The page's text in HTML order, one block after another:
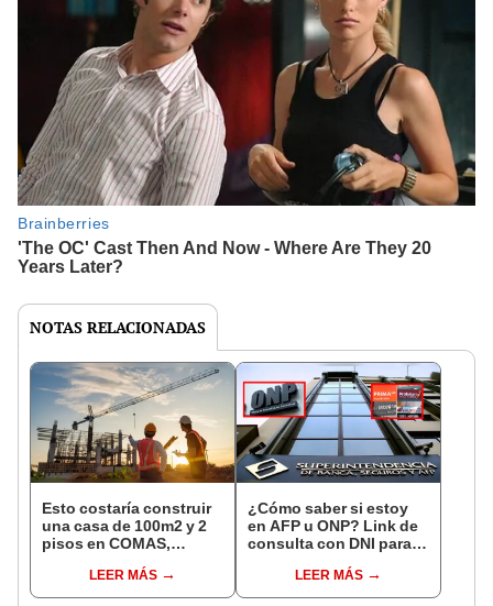
NOTAS RELACIONADAS
Esto costaría construir
una casa de 100m2 y 2
pisos en COMAS,
distritos de LIMA
NORTE
LEER MÁS
¿Cómo saber si estoy
en AFP u ONP? Link de
consulta con DNI para
pensiones estás
LEER MÁS